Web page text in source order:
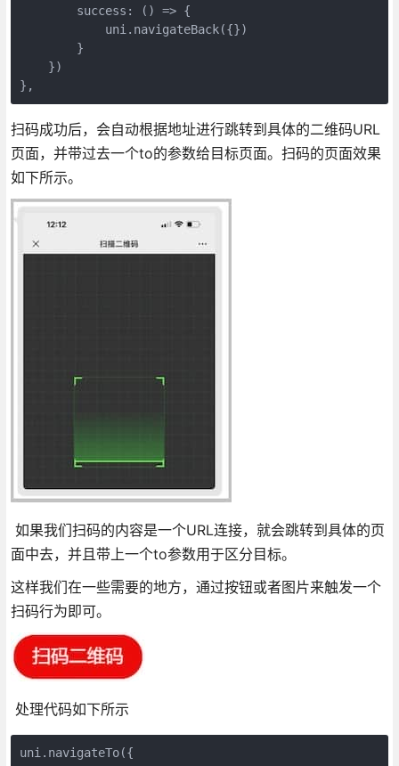
        success: () => {
            uni.navigateBack({})
        }
    })
},
扫码成功后，会自动根据地址进行跳转到具体的二维码URL
页面，并带过去一个to的参数给目标页面。扫码的页面效果
如下所示。
如果我们扫码的内容是一个URL连接，就会跳转到具体的页
面中去，并且带上一个to参数用于区分目标。
这样我们在一些需要的地方，通过按钮或者图片来触发一个
扫码行为即可。
处理代码如下所示
uni.navigateTo({